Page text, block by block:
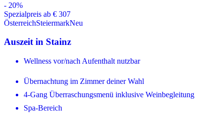
- 20%
Spezialpreis ab € 307
ÖsterreichSteiermarkNeu
Auszeit in Stainz
Wellness vor/nach Aufenthalt nutzbar
Übernachtung im Zimmer deiner Wahl
4-Gang Überraschungsmenü inklusive Weinbegleitung
Spa-Bereich